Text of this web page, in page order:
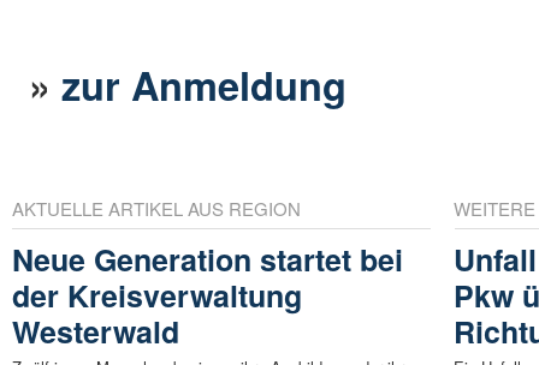
»zur Anmeldung
AKTUELLE ARTIKEL AUS REGION
Neue Generation startet bei
der Kreisverwaltung
Westerwald
Pkw